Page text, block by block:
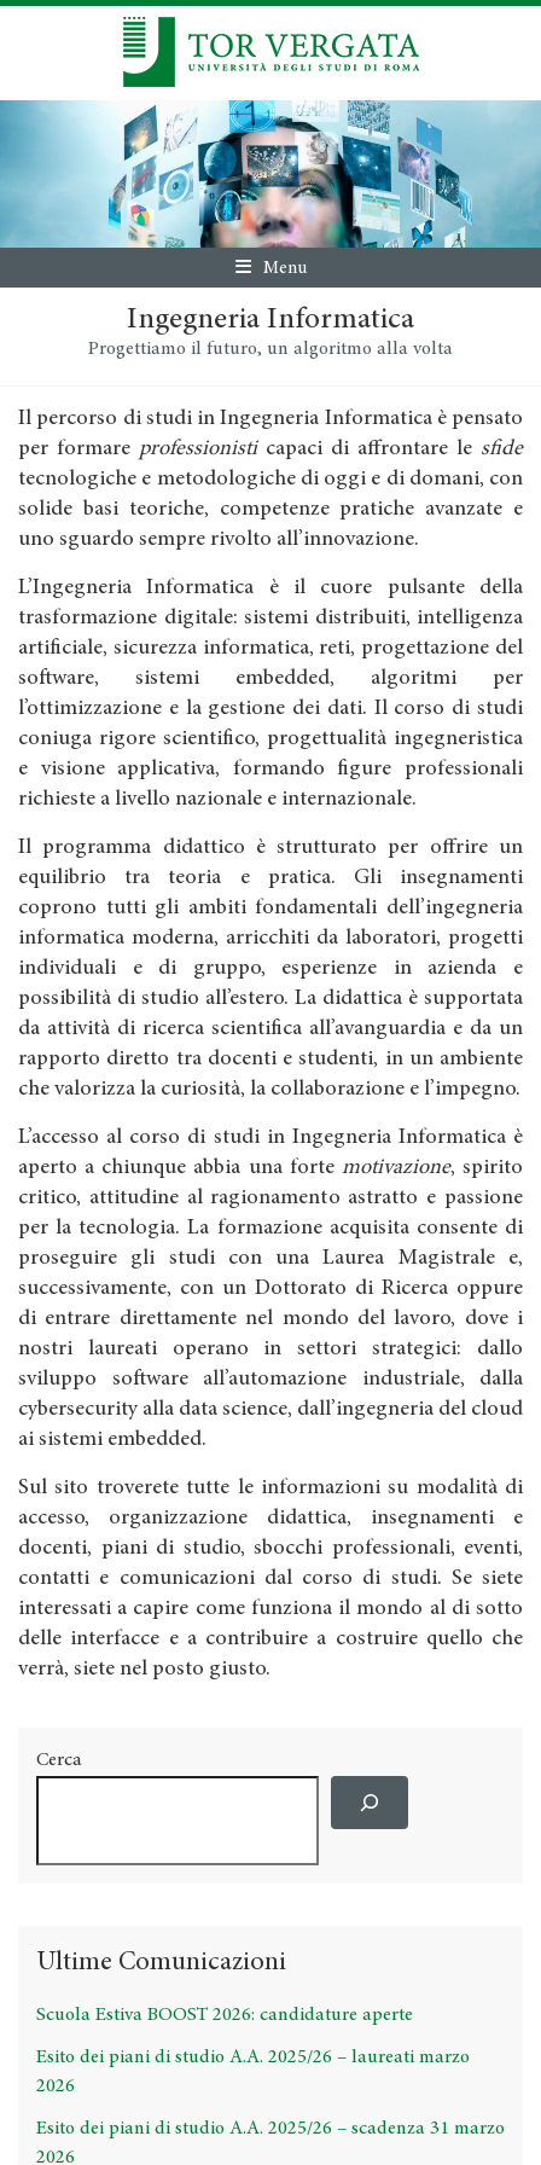
Menu
Ingegneria Informatica
Progettiamo il futuro, un algoritmo alla volta
Il percorso di studi in Ingegneria Informatica è pensato
per formare professionisticapaci di affrontare le sfide
tecnologiche e metodologiche di oggi e di domani, con
solide basi teoriche, competenze pratiche avanzate e
uno sguardo sempre rivolto all’innovazione.
L’Ingegneria Informatica è il cuore pulsante della
trasformazione digitale: sistemi distribuiti, intelligenza
artificiale, sicurezza informatica, reti, progettazione del
software, sistemi embedded, algoritmi per
l’ottimizzazione e la gestione dei dati. Il corso di studi
coniuga rigore scientifico, progettualità ingegneristica
e visione applicativa, formando figure professionali
richieste a livello nazionale e internazionale.
Il programma didattico è strutturato per offrire un
equilibrio tra teoria e pratica. Gli insegnamenti
coprono tutti gli ambiti fondamentali dell’ingegneria
informatica moderna, arricchiti da laboratori, progetti
individuali e di gruppo, esperienze in azienda e
possibilità di studio all’estero. La didattica è supportata
da attività di ricerca scientifica all’avanguardia e da un
rapporto diretto tra docenti e studenti, in un ambiente
che valorizza la curiosità, la collaborazione e l’impegno.
L’accesso al corso di studi in Ingegneria Informatica è
aperto a chiunque abbia una forte motivazione, spirito
critico, attitudine al ragionamento astratto e passione
per la tecnologia. La formazione acquisita consente di
proseguire gli studi con una Laurea Magistrale e,
successivamente, con un Dottorato di Ricerca oppure
di entrare direttamente nel mondo del lavoro, dove i
nostri laureati operano in settori strategici: dallo
sviluppo software all’automazione industriale, dalla
cybersecurity alla data science, dall’ingegneria del cloud
ai sistemi embedded.
Sul sito troverete tutte le informazioni su modalità di
accesso, organizzazione didattica, insegnamenti e
docenti, piani di studio, sbocchi professionali, eventi,
contatti e comunicazioni dal corso di studi. Se siete
interessati a capire come funziona il mondo al di sotto
delle interfacce e a contribuire a costruire quello che
verrà, siete nel posto giusto.
Cerca
Ultime Comunicazioni
Scuola Estiva BOOST 2026: candidature aperte
Esito dei piani di studio A.A. 2025/26 – laureati marzo
2026
Esito dei piani di studio A.A. 2025/26 – scadenza 31 marzo
2026